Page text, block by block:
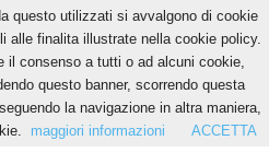
questo utilizzati si avvalgono di cookie
alle finalita illustrate nella cookie policy.
il consenso a tutti o ad alcuni cookie,
questo banner, scorrendo questa
la navigazione in altra maniera,
maggiori informazioni ACCETTA